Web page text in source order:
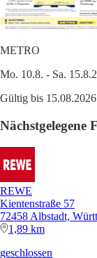
METRO
Mo. 10.8. - Sa.
Gültig bis 15.08.2026
Nächstgelegene
REWE
Kientenstraße 57
72458 Albstadt, Württ
1,89 km
geschlossen